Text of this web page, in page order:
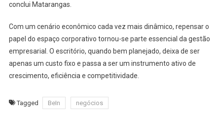
conclui Matarangas.
Com um cenário econômico cada vez mais dinâmico, repensar o
papel do espaço corporativo tornou-se parte essencial da gestão
empresarial. O escritório, quando bem planejado, deixa de ser
apenas um custo fixo e passa a ser um instrumento ativo de
crescimento, eficiência e competitividade.
Tagged BeIn negócios